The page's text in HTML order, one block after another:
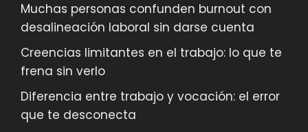
Muchas personas confunden burnout con
desalineación laboral sin darse cuenta
Creencias limitantes en el trabajo: lo que te
frena sin verlo
Diferencia entre trabajo y vocación: el error
que te desconecta